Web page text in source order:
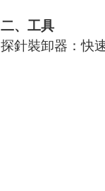
二、工具
探針裝卸器：快